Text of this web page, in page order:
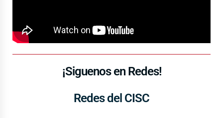
¡Siguenos en Redes!
Redes del CISC